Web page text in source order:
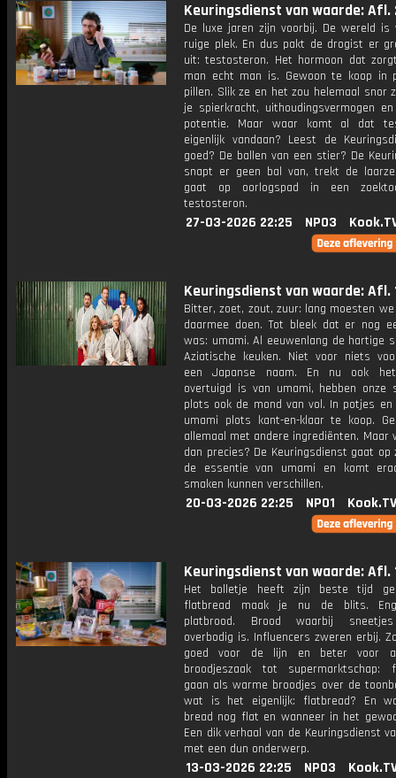
Keuringsdienst van waarde: Afl.
De luxe jaren zijn voorbij. De wereld is
ruige plek. En dus pakt de drogist er
uit: testosteron. Het hormoon dat
man echt man is. Gewoon te koop in
pillen. Slik ze en het zou helemaal snor
je spierkracht, uithoudingsvermogen
potentie. Maar waar komt al dat
eigenlijk vandaan? Leest de
goed? De ballen van een stier? De
snapt er geen bal van, trekt de
gaat op oorlogspad in een
testosteron.
27-03-2026 22:25 NPO3
Keuringsdienst van waarde: Afl.
Bitter, zoet, zout, zuur: lang moesten
daarmee doen. Tot bleek dat er nog
was: umami. Al eeuwenlang de hartige
Aziatische keuken. Niet voor niets
een Japanse naam. En nu ook
overtuigd is van umami, hebben onze
plots ook de mond van vol. In potjes
umami plots kant-en-klaar te koop.
allemaal met andere ingrediënten. Maar
dan precies? De Keuringsdienst gaat op
de essentie van umami en komt
smaken kunnen verschillen.
20-03-2026 22:25 NPO1 Kook.TV
Keuringsdienst van waarde: Afl.
Het bolletje heeft zijn beste tijd
flatbread maak je nu de blits.
platbrood. Brood waarbij
overbodig is. Influencers zweren erbij.
goed voor de lijn en beter voor
broodjeszaak tot supermarktschap:
gaan als warme broodjes over de
wat is het eigenlijk: flatbread? En
bread nog flat en wanneer in het
Een dik verhaal van de Keuringsdienst
met een dun onderwerp.
13-03-2026 22:25 NPO3